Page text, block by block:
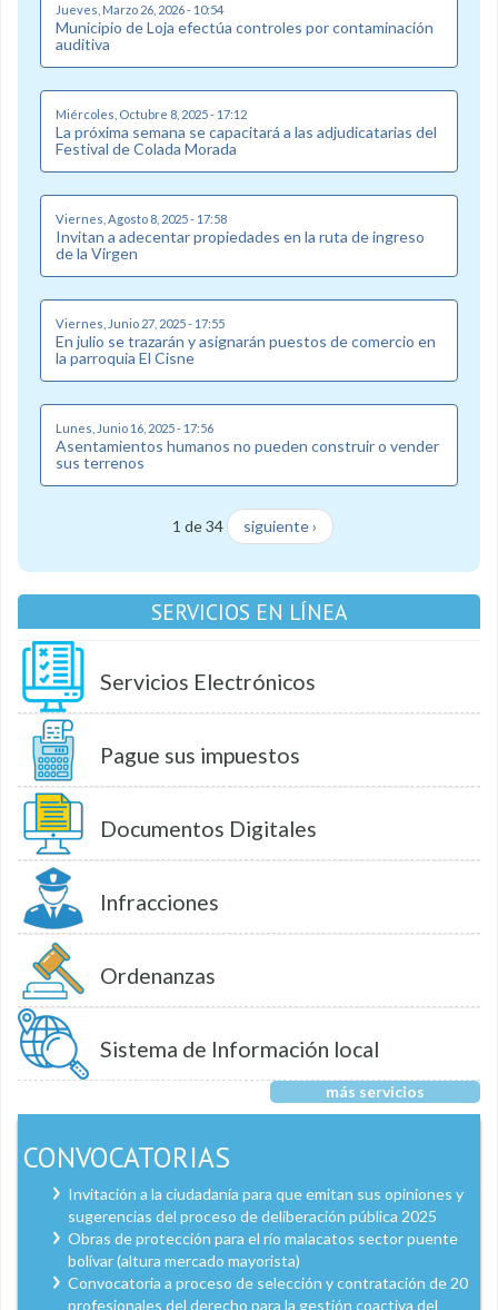
Jueves, Marzo 26, 2026 - 10:54
Municipio de Loja efectúa controles por contaminación
auditiva
Miércoles, Octubre 8, 2025 - 17:12
La próxima semana se capacitará a las adjudicatarias del
Festival de Colada Morada
Viernes, Agosto 8, 2025 - 17:58
Invitan a adecentar propiedades en la ruta de ingreso
de la Virgen
Viernes, Junio 27, 2025 - 17:55
En julio se trazarán y asignarán puestos de comercio en
la parroquia El Cisne
Lunes, Junio 16, 2025 - 17:56
Asentamientos humanos no pueden construir o vender
sus terrenos
1 de 34 siguiente ›
SERVICIOS EN LÍNEA
Servicios Electrónicos
Pague sus impuestos
Documentos Digitales
Infracciones
Ordenanzas
Sistema de Información local
más servicios
CONVOCATORIAS
Invitación a la ciudadanía para que emitan sus opiniones y
sugerencias del proceso de deliberación pública 2025
Obras de protección para el río malacatos sector puente
bolívar (altura mercado mayorista)
Convocatoria a proceso de selección y contratación de 20
profesionales del derecho para la gestión coactiva del